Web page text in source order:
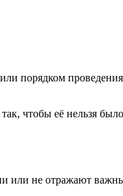
порядком
так, чтобы её нельзя
или не отражают